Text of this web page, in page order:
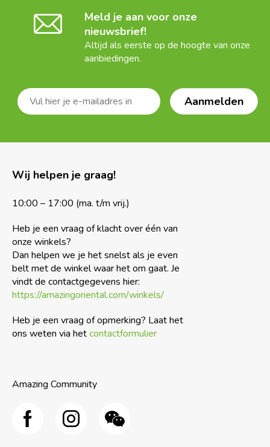
Meld je aan voor onze
nieuwsbrief!
Altijd als eerste op de hoogte van onze
aanbiedingen.
Wij helpen je graag!
10:00 – 17:00 (ma. t/m vrij.)
Heb je een vraag of klacht over één van
onze winkels?
Dan helpen we je het snelst als je even
belt met de winkel waar het om gaat. Je
vindt de contactgegevens hier:
https://amazingoriental.com/winkels/
Heb je een vraag of opmerking? Laat het
ons weten via hetcontactformulier
Amazing Community